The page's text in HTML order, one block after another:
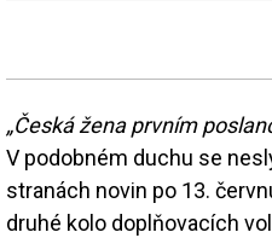
„Česká žena prvním
V podobném duchu se
stranách novin po 13.
druhé kolo doplňovacích